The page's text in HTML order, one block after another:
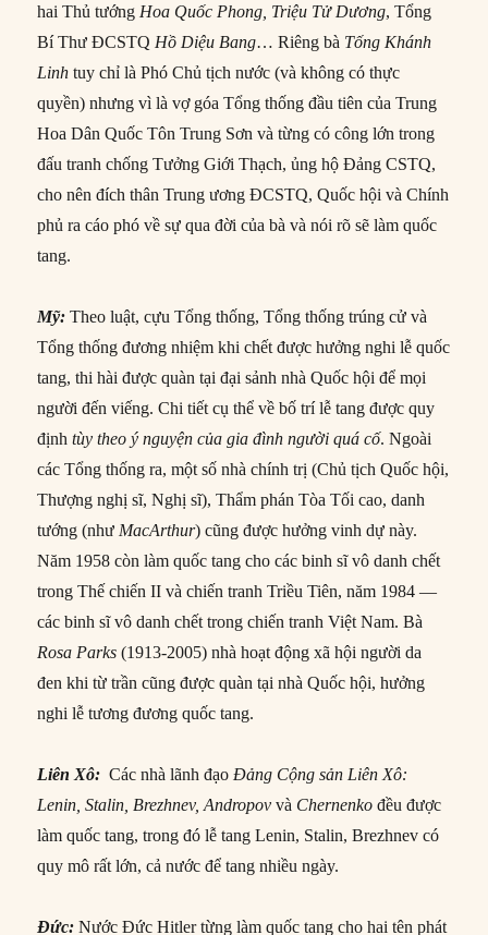
hai Thủ tướng Hoa Quốc Phong, Triệu Tử Dương, Tổng
Bí Thư ĐCSTQ Hồ Diệu Bang… Riêng bà Tống Khánh
Linh tuy chỉ là Phó Chủ tịch nước (và không có thực
quyền) nhưng vì là vợ góa Tổng thống đầu tiên của Trung
Hoa Dân Quốc Tôn Trung Sơn và từng có công lớn trong
đấu tranh chống Tưởng Giới Thạch, ủng hộ Đảng CSTQ,
cho nên đích thân Trung ương ĐCSTQ, Quốc hội và Chính
phủ ra cáo phó về sự qua đời của bà và nói rõ sẽ làm quốc
tang.
Mỹ: Theo luật, cựu Tổng thống, Tổng thống trúng cử và
Tổng thống đương nhiệm khi chết được hưởng nghi lễ quốc
tang, thi hài được quàn tại đại sảnh nhà Quốc hội để mọi
người đến viếng. Chi tiết cụ thể về bố trí lễ tang được quy
địnhtùy theo ý nguyện của gia đình người quá cố. Ngoài
các Tổng thống ra, một số nhà chính trị (Chủ tịch Quốc hội,
Thượng nghị sĩ, Nghị sĩ), Thẩm phán Tòa Tối cao, danh
tướng (như MacArthur) cũng được hưởng vinh dự này.
Năm 1958 còn làm quốc tang cho các binh sĩ vô danh chết
trong Thế chiến II và chiến tranh Triều Tiên, năm 1984 —
các binh sĩ vô danh chết trong chiến tranh Việt Nam. Bà
Rosa Parks (1913-2005) nhà hoạt động xã hội người da
đen khi từ trần cũng được quàn tại nhà Quốc hội, hưởng
nghi lễ tương đương quốc tang.
Liên Xô:Các nhà lãnh đạo Đảng Cộng sản Liên Xô:
Lenin ,Stalin Brezhnev,Andropov và Chernenko đều được
làm quốc tang, trong đó lễ tang Lenin, Stalin, Brezhnev có
quy mô rất lớn, cả nước để tang nhiều ngày.
Đức:Nước Đức Hitler từng làm quốc tang cho hai tên phát